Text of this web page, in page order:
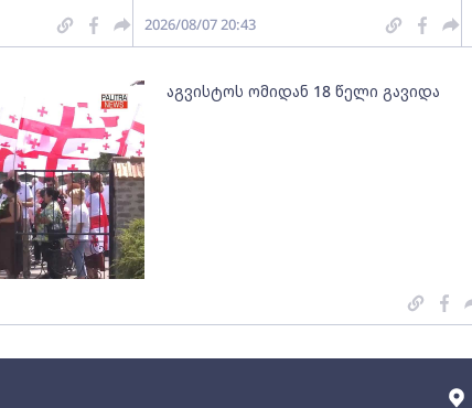
2026/08/07 20:43
აგვისტოს ომიდან 18 წელი გავიდა